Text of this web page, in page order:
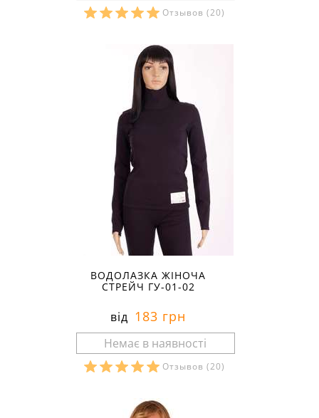
Отзывов (20)
ВОДОЛАЗКА ЖІНОЧА
СТРЕЙЧ ГУ-01-02
від 183 грн
Отзывов (20)